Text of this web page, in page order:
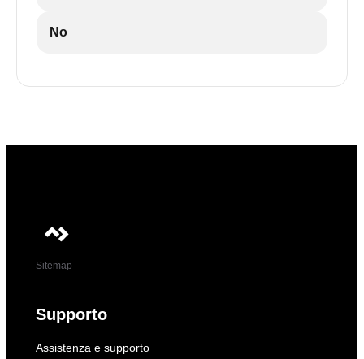
No
Sitemap
Supporto
Assistenza e supporto